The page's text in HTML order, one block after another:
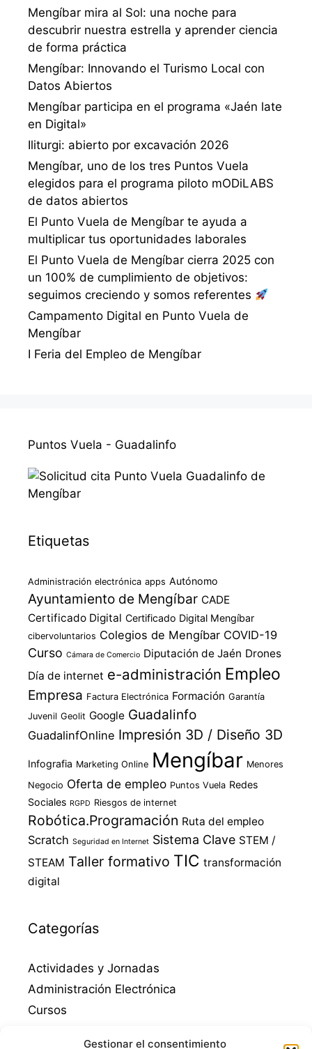
Gestionar el consentimiento
Mengíbar mira al Sol: una noche para
descubrir nuestra estrella y aprender ciencia
de forma práctica
Mengíbar: Innovando el Turismo Local con
Datos Abiertos
Mengíbar participa en el programa «Jaén late
en Digital»
Iliturgi: abierto por excavación 2026
Mengíbar, uno de los tres Puntos Vuela
elegidos para el programa piloto mODiLABS
de datos abiertos
El Punto Vuela de Mengíbar te ayuda a
multiplicar tus oportunidades laborales
El Punto Vuela de Mengíbar cierra 2025 con
un 100% de cumplimiento de objetivos:
seguimos creciendo y somos referentes
Campamento Digital en Punto Vuela de
Mengíbar
I Feria del Empleo de Mengíbar
Puntos Vuela - Guadalinfo
Etiquetas
Administración electrónica apps Autónomo
Ayuntamiento de Mengíbar CADE
Certificado Digital Certificado Digital Mengíbar
cibervoluntarios Colegios de Mengíbar COVID-19
Curso Cámara de Comercio Diputación de Jaén Drones
Día de internet e-administración Empleo
Empresa Factura Electrónica Formación Garantía
Juvenil Geolit Google Guadalinfo
GuadalinfOnline Impresión 3D / Diseño 3D
Infografia Marketing Online Mengíbar Menores
Negocio Oferta de empleo Puntos Vuela Redes
Sociales RGPD Riesgos de internet
Robótica.Programación Ruta del empleo
Scratch Seguridad en Internet Sistema Clave STEM /
STEAM Taller formativo TIC transformación
digital
Categorías
Actividades y Jornadas
Administración Electrónica
Cursos